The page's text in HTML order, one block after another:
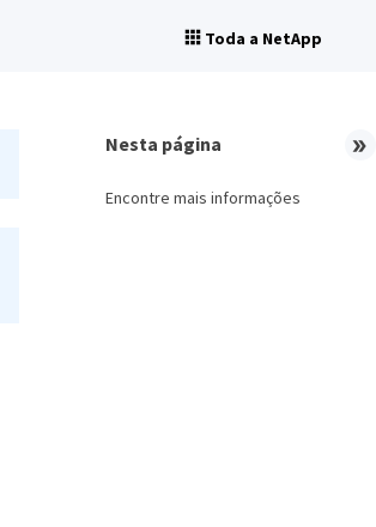
Toda a NetApp
Nesta página
Encontre mais informações